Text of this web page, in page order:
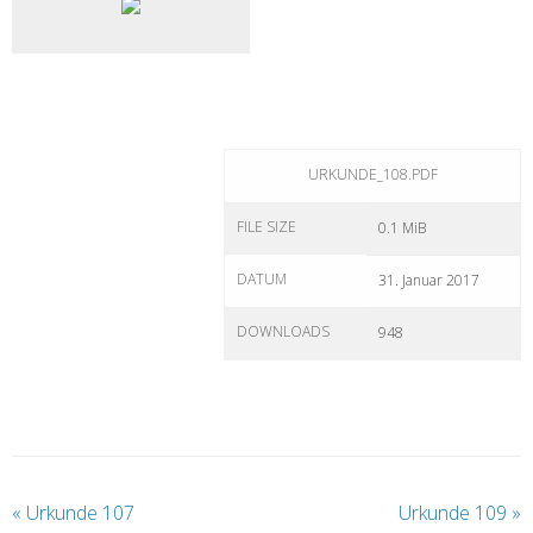
URKUNDE_108.PDF
FILE SIZE 0.1 MiB
DATUM 31. Januar 2017
DOWNLOADS 948
« Urkunde 107 Urkunde 109 »